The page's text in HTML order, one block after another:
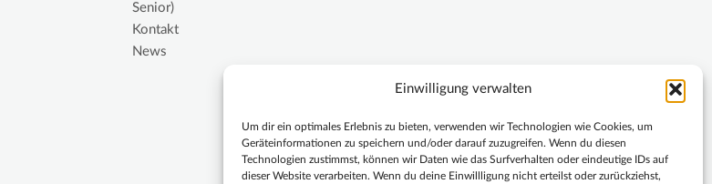
Einwilligung verwalten
Um dir ein optimales Erlebnis zu bieten, verwenden wir Technologien wie Cookies, um
Geräteinformationen zu speichern und/oder darauf zuzugreifen. Wenn du diesen
Technologien zustimmst, können wir Daten wie das Surfverhalten oder eindeutige IDs auf
dieser Website verarbeiten. Wenn du deine Einwillligung nicht erteilst oder zurückziehst,
Senior)
Kontakt
News